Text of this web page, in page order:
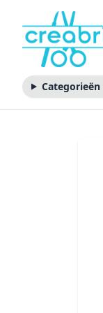
Categorieën